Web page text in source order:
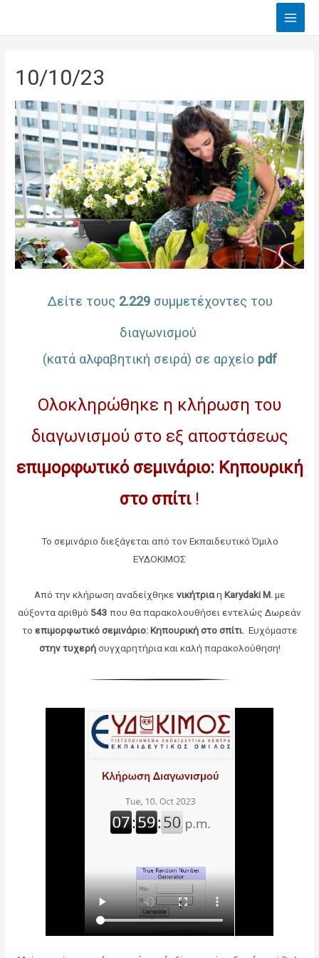
Main
10/10/23
Δείτε τους 2.229συμμετέχοντες του
διαγωνισμού
(κατά αλφαβητική σειρά) σε αρχείο pdf
Ολοκληρώθηκε η κλήρωση του
διαγωνισμού στο εξ αποστάσεως
επιμορφωτικό σεμινάριο: Κηπουρική
στο σπίτι !
Το σεμινάριο διεξάγεται από τον Εκπαιδευτικό Όμιλο
ΕΥΔΟΚΙΜΟΣ
Από την κλήρωση αναδείχθηκε νικήτριαη Karydaki M. με
αύξοντα αριθμό 543 που θα παρακολουθήσει εντελώς Δωρεάν
το επιμορφωτικό σεμινάριο: Κηπουρική στο σπίτι.Ευχόμαστε
στην τυχερήσυγχαρητήρια και καλή παρακολούθηση!